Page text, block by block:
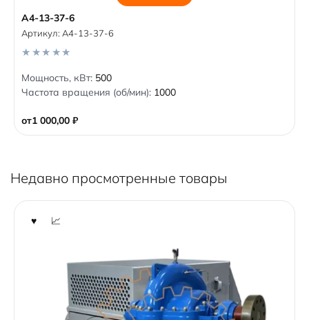
А4-13-37-6
от1 000,00 ₽
Артикул: А4-13-37-6
0
o
u
f
5
Мощность, кВт: 500
Частота вращения (об/мин): 1000
Недавно просмотренные товары